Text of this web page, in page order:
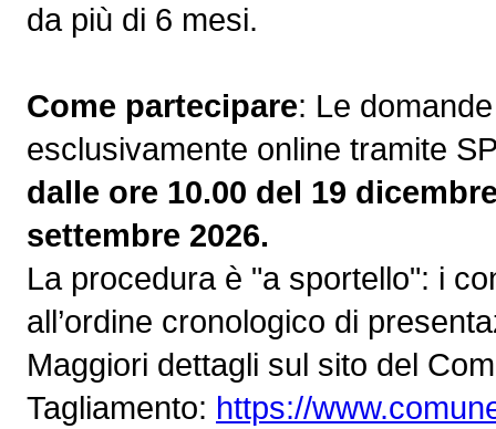
da più di 6 mesi.
Come partecipare: Le
esclusivamente online tramite
dalle ore 10.00 del 19
settembre 2026.
La procedura è "a sportello": i
all’ordine cronologico di
Maggiori dettagli sul sito del
Tagliamento: https://